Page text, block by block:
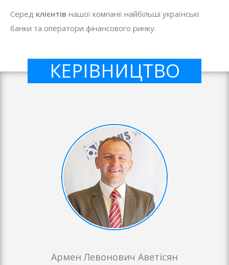
Серед клієнтів нашої компанії найбільші українські
банки та оператори фінансового ринку.
КЕРІВНИЦТВО
Армен Левонович Аветісян